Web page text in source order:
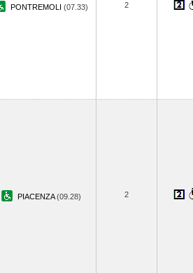
PONTREMOLI (07.33) 2
PIACENZA(09.28) 2